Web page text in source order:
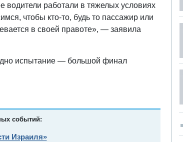
водители работали в тяжелых условиях
чтобы кто-то, будь то пассажир или
в своей правоте», — заявила
испытание — большой финал
событий:
Израиля»